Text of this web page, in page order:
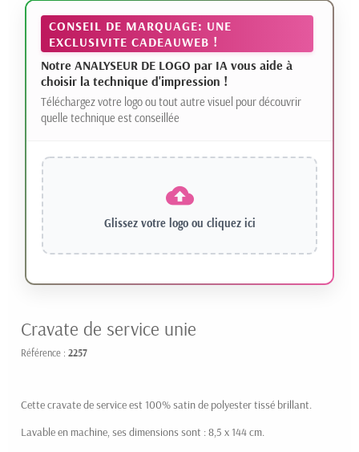
CONSEIL DE MARQUAGE: UNE
EXCLUSIVITE CADEAUWEB !
Notre ANALYSEUR DE LOGO par IA vous aide à
choisir la technique d'impression !
Téléchargez votre logo ou tout autre visuel pour découvrir
quelle technique est conseillée
Glissez votre logo ou cliquez ici
Cravate de service unie
Référence : 2257
Cette cravate de service est 100% satin de polyester tissé brillant.
Lavable en machine, ses dimensions sont : 8,5 x 144 cm.